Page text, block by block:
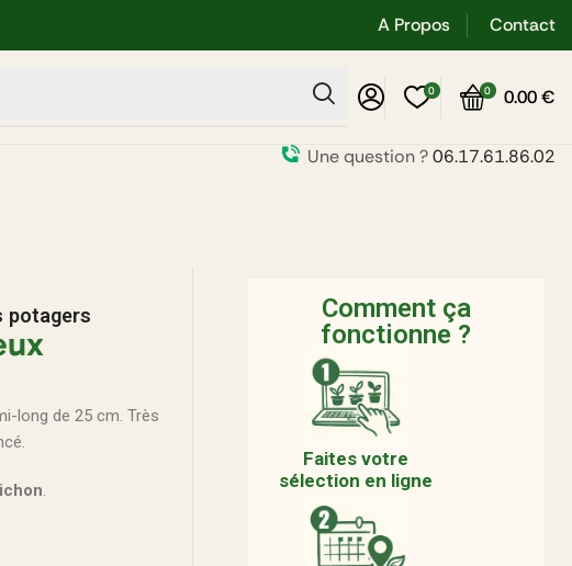
A Propos Contact
0 0 0.00€
Une question ?06.17.61.86.02
potagers
long de 25 cm. Très
.
Comment ça
fonctionne ?
Faites votre
sélection en ligne